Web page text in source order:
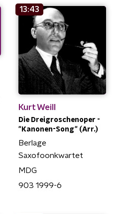
13:43
Kurt Weill
Die Dreigroschenoper -
"Kanonen-Song" (Arr.)
Berlage
Saxofoonkwartet
MDG
903 1999-6